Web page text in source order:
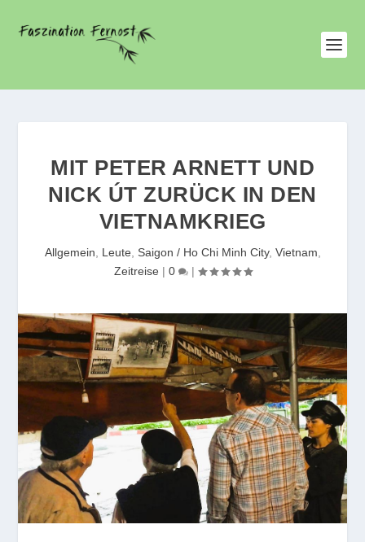
MIT PETER ARNETT UND
NICK ÚT ZURÜCK IN DEN
VIETNAMKRIEG
Allgemein Leute Saigon / Ho Chi Minh City, Vietnam
Zeitreise | 0 |